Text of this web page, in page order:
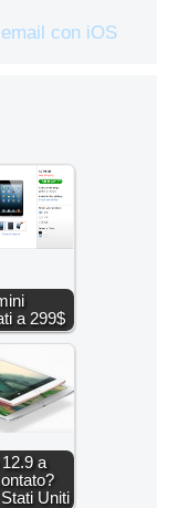
con iOS
a 299$
a
Uniti